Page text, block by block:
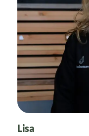
Lisa